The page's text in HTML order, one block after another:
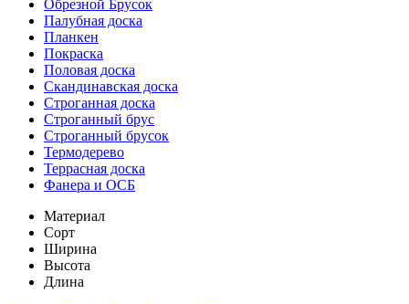
Обрезной Брусок
Палубная доска
Планкен
Покраска
Половая доска
Скандинавская доска
Строганная доска
Строганный брус
Строганный брусок
Термодерево
Террасная доска
Фанера и ОСБ
Материал
Сорт
Ширина
Высота
Длина